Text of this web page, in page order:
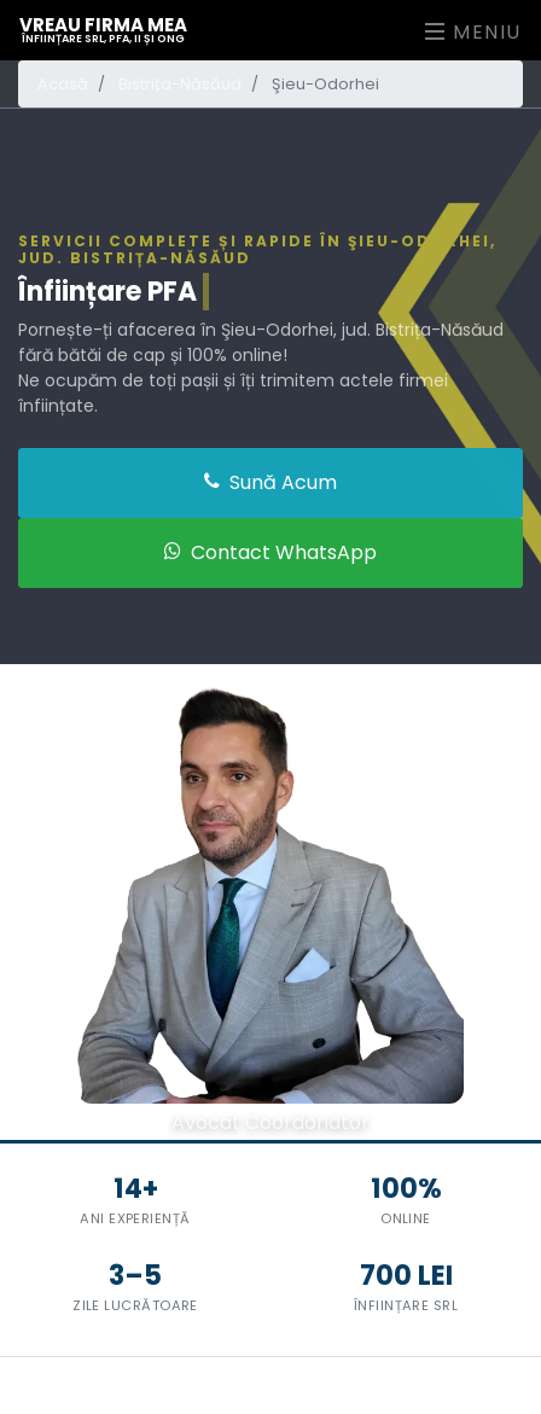
VREAU FIRMA MEA
ÎNFIINȚARE SRL, PFA, II ȘI ONG MENIU
Şieu-Odorhei
SERVICII COMPLETE ȘI RAPIDE ÎN ŞIEU-ODORHEI,
JUD. BISTRIȚA-NĂSĂUD
ÎnființarePF
Pornește-ți afacerea în Şieu-Odorhei, jud. Bistrița-Năsăud
fără bătăi de cap și 100% online!
Ne ocupăm de toți pașii și îți trimitem actele firmei
înființate.
Sună Acum
Contact WhatsApp
Avocat Coordonator
14+
ANI EXPERIENȚĂ
100%
ONLINE
3–5
ZILE LUCRĂTOARE
700 LEI
ÎNFIINȚARE SRL